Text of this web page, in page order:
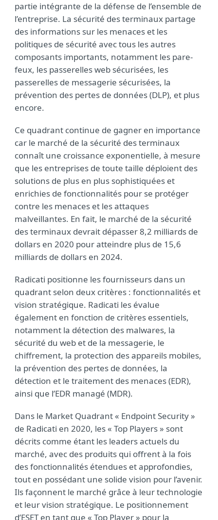
partie intégrante de la défense de l’ensemble de
l’entreprise. La sécurité des terminaux partage
des informations sur les menaces et les
politiques de sécurité avec tous les autres
composants importants, notamment les pare-
feux, les passerelles web sécurisées, les
passerelles de messagerie sécurisées, la
prévention des pertes de données (DLP), et plus
encore.
Ce quadrant continue de gagner en importance
car le marché de la sécurité des terminaux
connaît une croissance exponentielle, à mesure
que les entreprises de toute taille déploient des
solutions de plus en plus sophistiquées et
enrichies de fonctionnalités pour se protéger
contre les menaces et les attaques
malveillantes. En fait, le marché de la sécurité
des terminaux devrait dépasser 8,2 milliards de
dollars en 2020 pour atteindre plus de 15,6
milliards de dollars en 2024.
Radicati positionne les fournisseurs dans un
quadrant selon deux critères : fonctionnalités et
vision stratégique. Radicati les évalue
également en fonction de critères essentiels,
notamment la détection des malwares, la
sécurité du web et de la messagerie, le
chiffrement, la protection des appareils mobiles,
la prévention des pertes de données, la
détection et le traitement des menaces (EDR),
ainsi que l’EDR managé (MDR).
Dans le Market Quadrant « Endpoint Security »
de Radicati en 2020, les « Top Players » sont
décrits comme étant les leaders actuels du
marché, avec des produits qui offrent à la fois
des fonctionnalités étendues et approfondies,
tout en possédant une solide vision pour l’avenir.
Ils façonnent le marché grâce à leur technologie
et leur vision stratégique. Le positionnement
d’ESET en tant que « Top Player » pour la